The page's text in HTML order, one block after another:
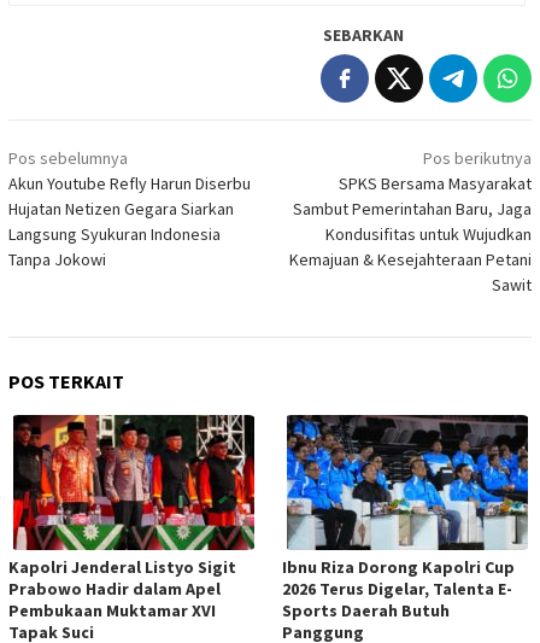
SEBARKAN
Navigasi
pos
Pos sebelumnya
Akun Youtube Refly Harun Diserbu
Hujatan Netizen Gegara Siarkan
Langsung Syukuran Indonesia
Tanpa Jokowi
Pos berikutnya
SPKS Bersama Masyarakat
Sambut Pemerintahan Baru, Jaga
Kondusifitas untuk Wujudkan
Kemajuan & Kesejahteraan Petani
Sawit
POS TERKAIT
Kapolri Jenderal Listyo Sigit
Prabowo Hadir dalam Apel
Pembukaan Muktamar XVI
Tapak Suci
Ibnu Riza Dorong Kapolri Cup
2026 Terus Digelar, Talenta E-
Sports Daerah Butuh
Panggung